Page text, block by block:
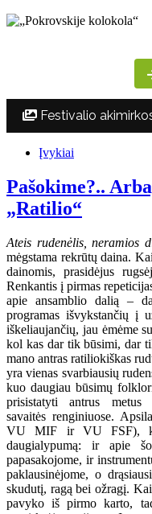
Festivalio
Įvykiai
Pašokime?..
„Ratilio“
Ateis rudenėlis, neramios
mėgstama rekrūtų daina.
dainomis, prasidėjus
Renkantis į pirmas
apie ansamblio dalią –
programas išvykstančių į
iškeliaujančių, jau ėmėme
kol kas dar tik būsimi, dar
mano antras ratiliokiškas
yra vienas svarbiausių
kuo daugiau būsimų
prisistatyti antrus metus
savaitės renginiuose.
VU MIF ir VU FSF),
daugialypumą: ir apie
papasakojome, ir
paklausinėjome, o
skudutį, ragą bei ožragį.
pavyko iš pirmo karto,